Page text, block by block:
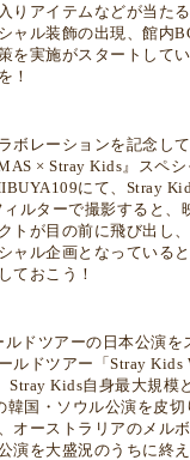
りアイテムなどが当た
ャル装飾の出現、館内
を実施がスタートして
！
ボレーションを記念して
× Stray Kids』スペ
にて、Stray
ルターで撮影すると、
トが目の前に飛び出し
ャル企画となっていると
ておこう！
ドツアーの日本公演を
ルドツアー「Stray Kids
Stray Kids自身最大規模
韓国・ソウル公演を皮切
オーストラリアのメル
演を大盛況のうちに終